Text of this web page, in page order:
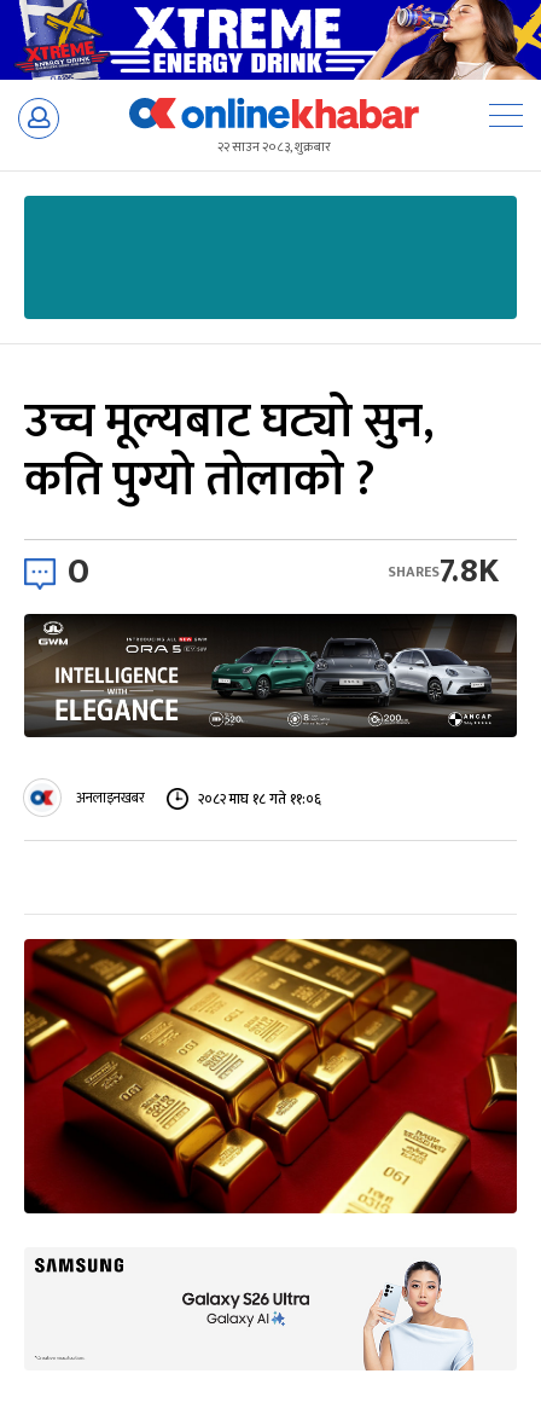
Skip
२२ साउन २०८३, शुक्रबार
उच्च मूल्यबाट घट्यो सुन,
कति पुग्यो तोलाको ?
0 7.8K
SHARES
अनलाइनखबर २०८२ माघ १८ गते ११:०६